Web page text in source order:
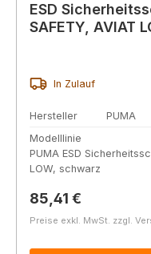
ESD
SAFETY, AVIAT
In Zulauf
Hersteller
PUMA
Modelllinie
PUMA ESD
LOW, schwarz
Regulärer Preis:
85,41 €
Preise exkl. MwSt. zzgl.